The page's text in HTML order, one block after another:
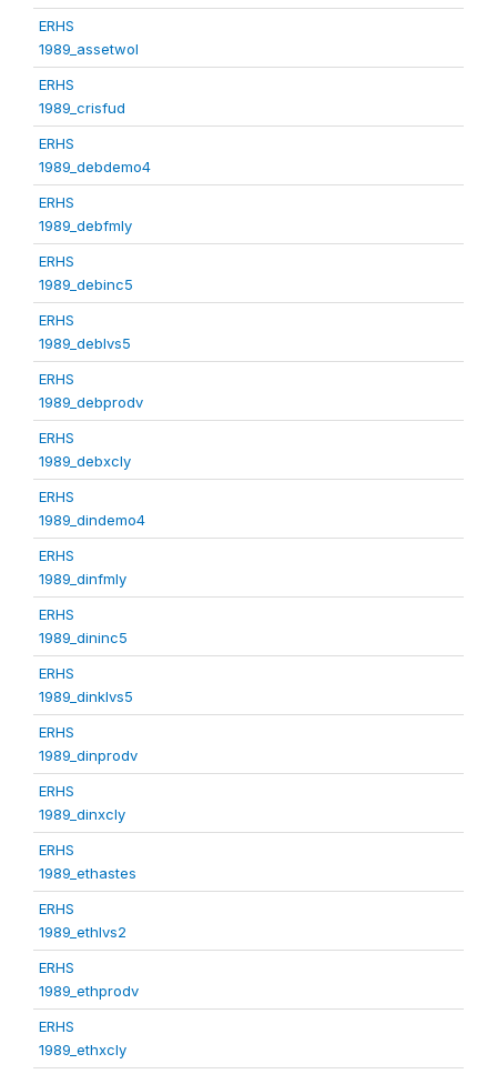
ERHS
1989_assetwol
ERHS
1989_crisfud
ERHS
1989_debdemo4
ERHS
1989_debfmly
ERHS
1989_debinc5
ERHS
1989_deblvs5
ERHS
1989_debprodv
ERHS
1989_debxcly
ERHS
1989_dindemo4
ERHS
1989_dinfmly
ERHS
1989_dininc5
ERHS
1989_dinklvs5
ERHS
1989_dinprodv
ERHS
1989_dinxcly
ERHS
1989_ethastes
ERHS
1989_ethlvs2
ERHS
1989_ethprodv
ERHS
1989_ethxcly